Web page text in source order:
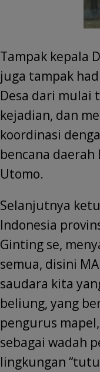
Tampak kepala
juga tampak
Desa dari mulai
kejadian, dan
koordinasi
bencana daerah
Utomo.
Selanjutnya
Indonesia
Ginting se,
semua, disini
saudara kita
beliung, yang
pengurus
sebagai wadah
lingkungan